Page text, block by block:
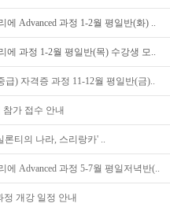
에 Advanced 과정 1-2월 평일반(화) ..
에 과정 1-2월 평일반(목) 수강생 모..
급) 자격증 과정 11-12월 평일반(금)..
가 접수 안내
론티의 나라, 스리랑카' ..
에 Advanced 과정 5-7월 평일저녁반(..
정 개강 일정 안내